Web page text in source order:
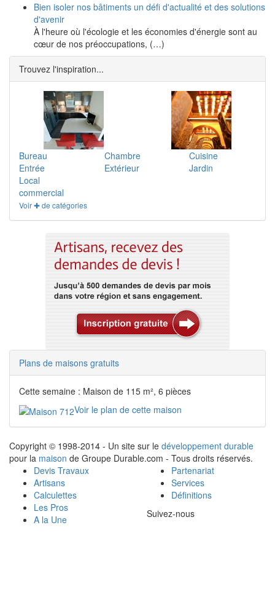
Bien isoler nos bâtiments un défi d'actualité et des solutions
d'avenir
À l'heure où l'écologie et les économies d'énergie sont au
cœur de nos préoccupations, (…)
Trouvez l'inspiration...
Bureau Chambre
Cuisine
Entrée
Extérieur
Jardin
Local
commercial
Voir ✚ de catégories
Plans de maisons gratuits
Cette semaine : Maison de 115 m², 6 pièces
Voir le plan de cette maison
Copyright © 1998-2014 - Un site sur le développement durable
pour la maison de Groupe Durable.com - Tous droits réservés.
Devis Travaux
Artisans
Calculettes
Les Pros
A la Une
Partenariat
Services
Définitions
Suivez-nous